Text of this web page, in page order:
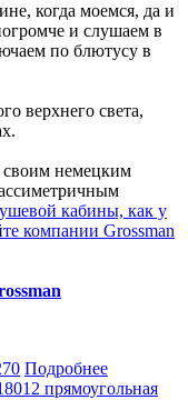
когда моемся, да и
и слушаем в
по блютусу в
верхнего света,
своим немецким
кабины, как у
компании Grossman
Подробнее
прямоугольная